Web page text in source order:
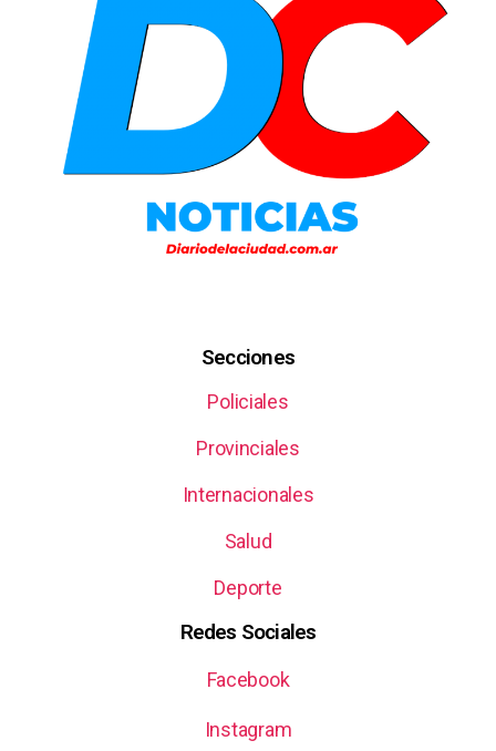
Secciones
Policiales
Provinciales
Internacionales
Salud
Deporte
Redes Sociales
Facebook
Instagram